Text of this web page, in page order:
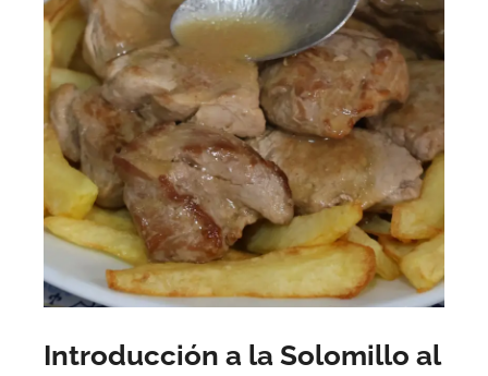
Introducción a la Solomillo al